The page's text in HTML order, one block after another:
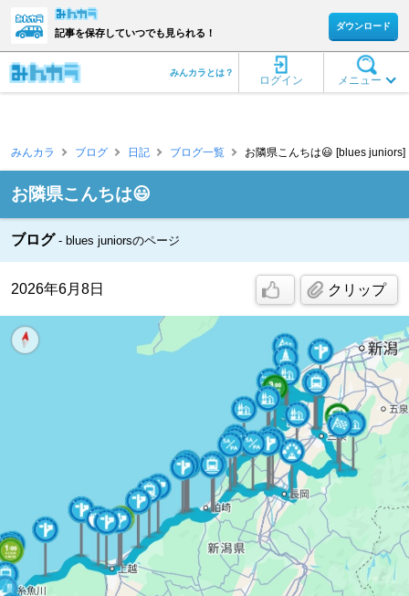
記事を保存していつでも見られる！
ダウンロード
メニュー
ログイン
みんカラとは？
みんカラ ブログ 日記 ブログ一覧 お隣県こんちは😃 [blues juniors]
お隣県こんちは😃
ブログ blues juniorsのページ
2026年6月8日 クリップ